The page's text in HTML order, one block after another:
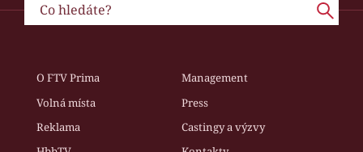
O FTV Prima
Management
Volná místa
Press
Reklama
Castingy a výzvy